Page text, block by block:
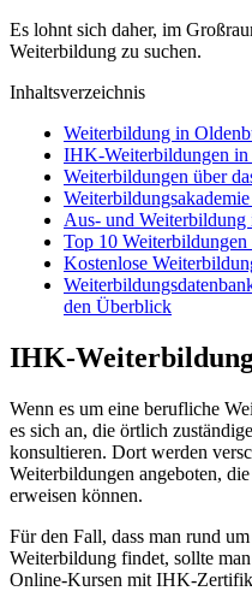
Es lohnt sich daher, im
Weiterbildung zu suchen.
Inhaltsverzeichnis
Weiterbildung in
IHK-Weiterbildungen in
Weiterbildungen über
Aus- und
Top 10
Kostenlose
den Überblick
IHK-
Wenn es um eine berufliche
es sich an, die örtlich
konsultieren. Dort werden
Weiterbildungen angeboten,
erweisen können.
Für den Fall, dass man rund
Weiterbildung findet, sollte
Online-Kursen mit IHK-